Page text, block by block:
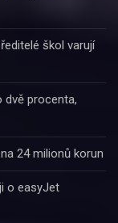
škol varují
dvě procenta,
24 milionů korun
o easyJet